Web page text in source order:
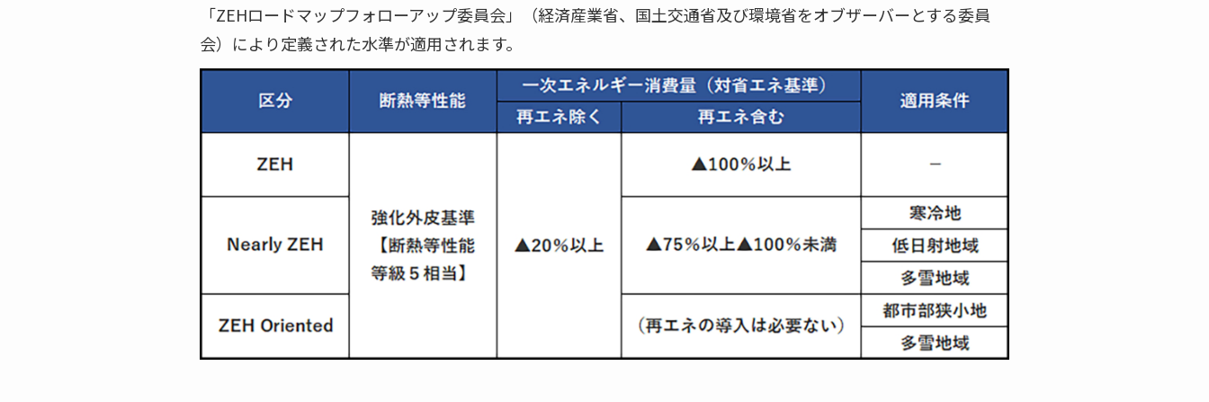
「ZEHロードマップフォローアップ委員会」（経済産業省、国土交通省及び環境省をオブザーバーとする委員
会）により定義された水準が適用されます。